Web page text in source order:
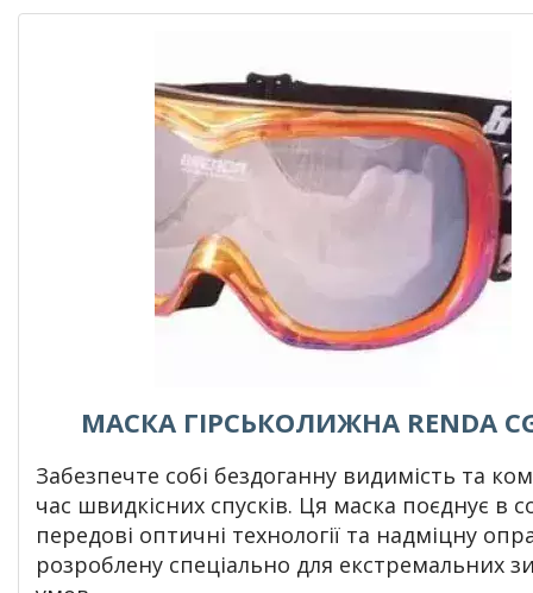
МАСКА ГІРСЬКОЛИЖНА RENDA
Забезпечте собі бездоганну видимість та
час швидкісних спусків. Ця маска поєднує в
передові оптичні технології та надміцну
розроблену спеціально для екстремальних